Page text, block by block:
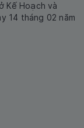
Kế Hoạch và
14 tháng 02 năm